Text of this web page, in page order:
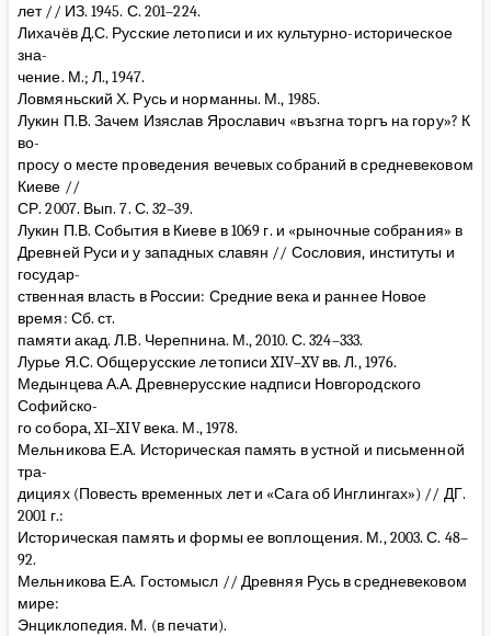
лет // ИЗ. 1945. С. 201–224.
Лихачёв Д.С. Русские летописи и их культурно-историческое
зна-
чение. М.; Л., 1947.
Ловмяньский Х. Русь и норманны. М., 1985.
Лукин П.В. Зачем Изяслав Ярославич «възгна торгъ на гору»? К
во-
просу о месте проведения вечевых собраний в средневековом
Киеве //
СР. 2007. Вып. 7. С. 32–39.
Лукин П.В. События в Киеве в 1069 г. и «рыночные собрания» в
Древней Руси и у западных славян // Сословия, институты и
государ-
ственная власть в России: Средние века и раннее Новое
время: Сб. ст.
памяти акад. Л.В. Черепнина. М., 2010. С. 324–333.
Лурье Я.С. Общерусские летописи XIV–XV вв. Л., 1976.
Медынцева А.А. Древнерусские надписи Новгородского
Софийско-
го собора, XI–XIV века. М., 1978.
Мельникова Е.А. Историческая память в устной и письменной
тра-
дициях (Повесть временных лет и «Сага об Инглингах») // ДГ.
2001 г.:
Историческая память и формы ее воплощения. М., 2003. С. 48–
92.
Мельникова Е.А. Гостомысл // Древняя Русь в средневековом
мире:
Энциклопедия. М. (в печати).